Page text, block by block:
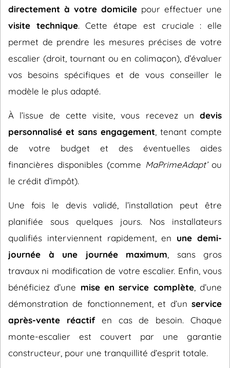
directement à votre domicile pour effectuer une
visite technique. Cette étape est cruciale : elle
permet de prendre les mesures précises de votre
escalier (droit, tournant ou en colimaçon), d’évaluer
vos besoins spécifiques et de vous conseiller le
modèle le plus adapté.
À l’issue de cette visite, vous recevez un devis
personnalisé et sans engagement , tenant compte
de votre budget et des éventuelles aides
financières disponibles (comme MaPrimeAdapt’ou
le crédit d’impôt).
Une fois le devis validé, l’installation peut être
planifiée sous quelques jours. Nos installateurs
qualifiés interviennent rapidement, en une demi-
journée à une journée maximum , sans gros
travaux ni modification de votre escalier. Enfin, vous
bénéficiez d’une mise en service complète, d’une
démonstration de fonctionnement, et d’un service
après-vente réactifen cas de besoin. Chaque
monte-escalier est couvert par une garantie
constructeur, pour une tranquillité d’esprit totale.